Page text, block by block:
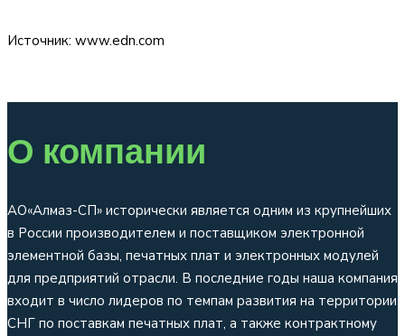
Источник: www.edn.com
О компании
АО«Алмаз-СП» исторически является одним из крупнейших
в России производителем и поставщиком электронной
элементной базы, печатных плат и электронных модулей
для предприятий отрасли. В последние годы наша компания
входит в число лидеров по темпам развития на территории
СНГ по поставкам печатных плат, а также контрактному